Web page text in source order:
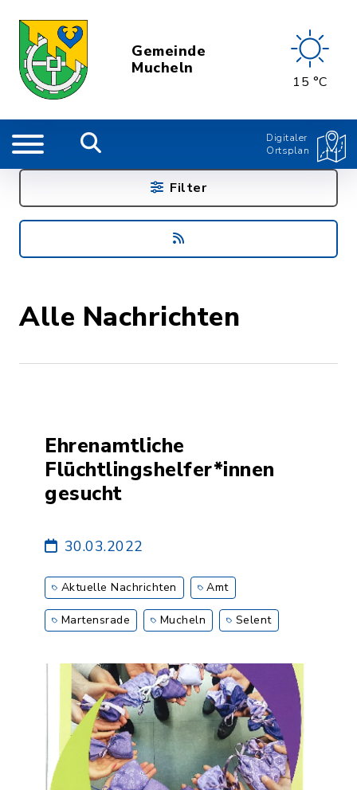
Gemeinde
Mucheln
15 °C
Digitaler
Ortsplan
Alle Nachrichten
Ehrenamtliche
Flüchtlingshelfer*innen
gesucht
30.03.2022
Aktuelle Nachrichten Amt
Martensrade Mucheln Selent
Filter